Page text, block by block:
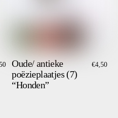
Oude/ antieke
poëzieplaatjes (7)
“Honden”
€4,50